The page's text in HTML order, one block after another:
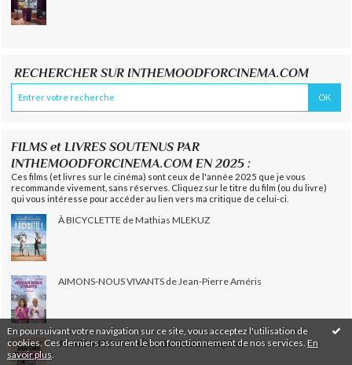
En poursuivant votre navigation sur ce site, vous acceptez l'utilisation de
cookies. Ces derniers assurent le bon fonctionnement de nos services. En
savoir plus
RECHERCHER SUR INTHEMOODFORCINEMA.COM
FILMS et LIVRES SOUTENUS PAR
INTHEMOODFORCINEMA.COM EN 2025 :
Ces films (et livres sur le cinéma) sont ceux de l'année 2025 que je vous
recommande vivement, sans réserves. Cliquez sur le titre du film (ou du livre)
qui vous intéresse pour accéder au lien vers ma critique de celui-ci.
À BICYCLETTE de Mathias MLEKUZ
AIMONS-NOUS VIVANTS de Jean-Pierre Améris
ANATOMIE DU CINÉMA de Frédéric Sojcher